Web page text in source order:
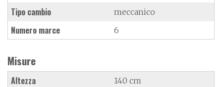
Tipo cambio meccanico
Numero marce 6
Misure
Altezza 140 cm